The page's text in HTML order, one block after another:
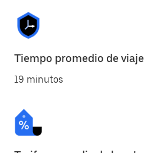
Tiempo promedio de viaje
19 minutos